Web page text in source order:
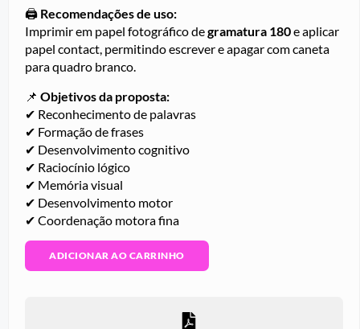
🖨️ Recomendações de uso:
Imprimir em papel fotográfico degramatura 180e aplicar
papel contact, permitindo escrever e apagar com caneta
para quadro branco.
📌 Objetivos da proposta:
✔ Reconhecimento de palavras
✔ Formação de frases
✔ Desenvolvimento cognitivo
✔ Raciocínio lógico
✔ Memória visual
✔ Desenvolvimento motor
✔ Coordenação motora fina
ADICIONAR AO CARRINHO